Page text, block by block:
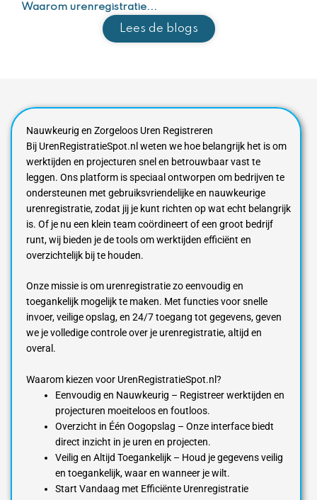
Waarom urenregistratie...
Lees de blogs
Nauwkeurig en Zorgeloos Uren Registreren
Bij UrenRegistratieSpot.nl weten we hoe belangrijk het is om
werktijden en projecturen snel en betrouwbaar vast te
leggen. Ons platform is speciaal ontworpen om bedrijven te
ondersteunen met gebruiksvriendelijke en nauwkeurige
urenregistratie, zodat jij je kunt richten op wat echt belangrijk
is. Of je nu een klein team coördineert of een groot bedrijf
runt, wij bieden je de tools om werktijden efficiënt en
overzichtelijk bij te houden.
Onze missie is om urenregistratie zo eenvoudig en
toegankelijk mogelijk te maken. Met functies voor snelle
invoer, veilige opslag, en 24/7 toegang tot gegevens, geven
we je volledige controle over je urenregistratie, altijd en
overal.
Waarom kiezen voor UrenRegistratieSpot.nl?
Eenvoudig en Nauwkeurig – Registreer werktijden en
projecturen moeiteloos en foutloos.
Overzicht in Één Oogopslag – Onze interface biedt
direct inzicht in je uren en projecten.
Veilig en Altijd Toegankelijk – Houd je gegevens veilig
en toegankelijk, waar en wanneer je wilt.
Start Vandaag met Efficiënte Urenregistratie